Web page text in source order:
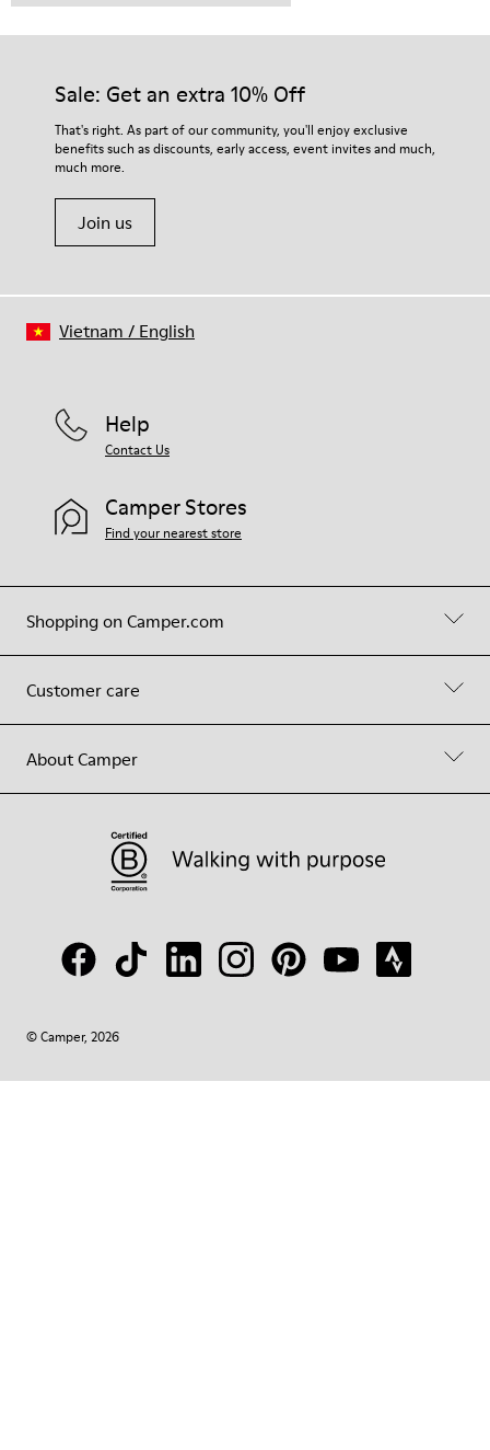
Sale: Get an extra 10% Off
That's right. As part of our community, you'll enjoy exclusive
benefits such as discounts, early access, event invites and much,
much more.
Join us
Shopping on Camper.com
Customer care
About Camper
Help
Contact Us
Camper Stores
Find your nearest store
© Camper, 2026
Vietnam / English